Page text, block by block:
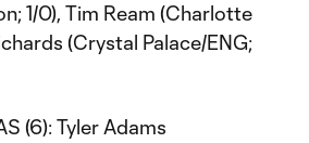
1/0), Tim Ream (Charlotte
(Crystal Palace/ENG;
(6): Tyler Adams